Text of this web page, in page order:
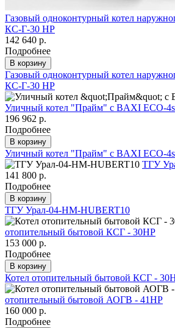
Газовый одноконтурный котел
КС-Г-30 НР
142 640 р.
Подробнее
В корзину
Газовый одноконтурный котел
КС-Г-30 НР
Уличный котел "Прайм" с BAXI ECO-
196 962 р.
Подробнее
В корзину
Уличный котел "Прайм" с BAXI ECO-
ТГУ
141 800 р.
Подробнее
В корзину
ТГУ Урал-04-HM-HUBERT10
отопительный бытовой КСГ - 30НР
153 000 р.
Подробнее
В корзину
Котел отопительный бытовой КСГ -
отопительный бытовой АОГВ - 41НР
160 000 р.
Подробнее